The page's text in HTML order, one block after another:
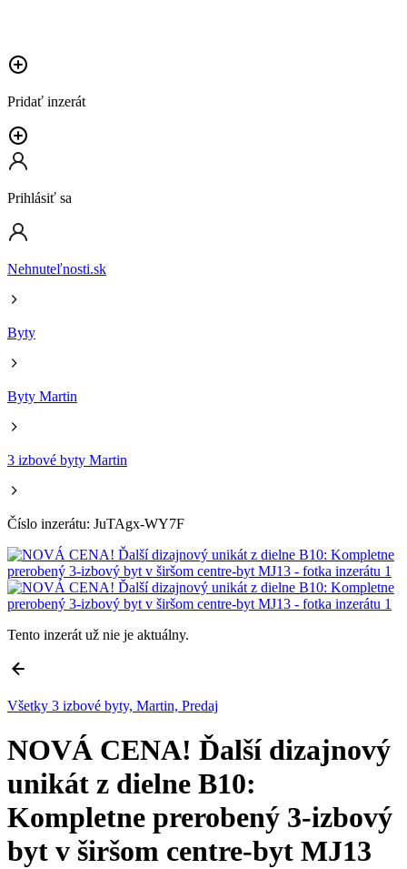
Pridať inzerát
Prihlásiť sa
Nehnuteľnosti.sk
Byty
Byty Martin
3 izbové byty Martin
Číslo inzerátu: JuTAgx-WY7F
Tento inzerát už nie je aktuálny.
Všetky 3 izbové byty, Martin, Predaj
NOVÁ CENA! Ďalší dizajnový
unikát z dielne B10:
Kompletne prerobený 3-izbový
byt v širšom centre-byt MJ13